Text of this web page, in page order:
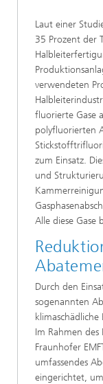
Laut einer
35 Prozent der
verwendeten
fluorierte Gase
polyfluorierten
zum Einsatz.
und
Alle diese Gase
Durch den
sogenannten
Im Rahmen des
Fraunhofer
umfassendes
eingerichtet, um